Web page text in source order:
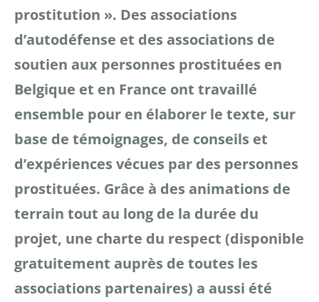
prostitution ». Des associations
d’autodéfense et des associations de
soutien aux personnes prostituées en
Belgique et en France ont travaillé
ensemble pour en élaborer le texte, sur
base de témoignages, de conseils et
d’expériences vécues par des personnes
prostituées. Grâce à des animations de
terrain tout au long de la durée du
projet, une charte du respect (disponible
gratuitement auprès de toutes les
associations partenaires) a aussi été